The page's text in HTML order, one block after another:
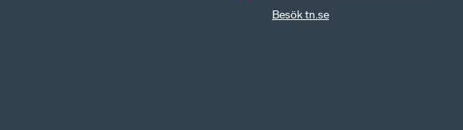
Besök tn.se